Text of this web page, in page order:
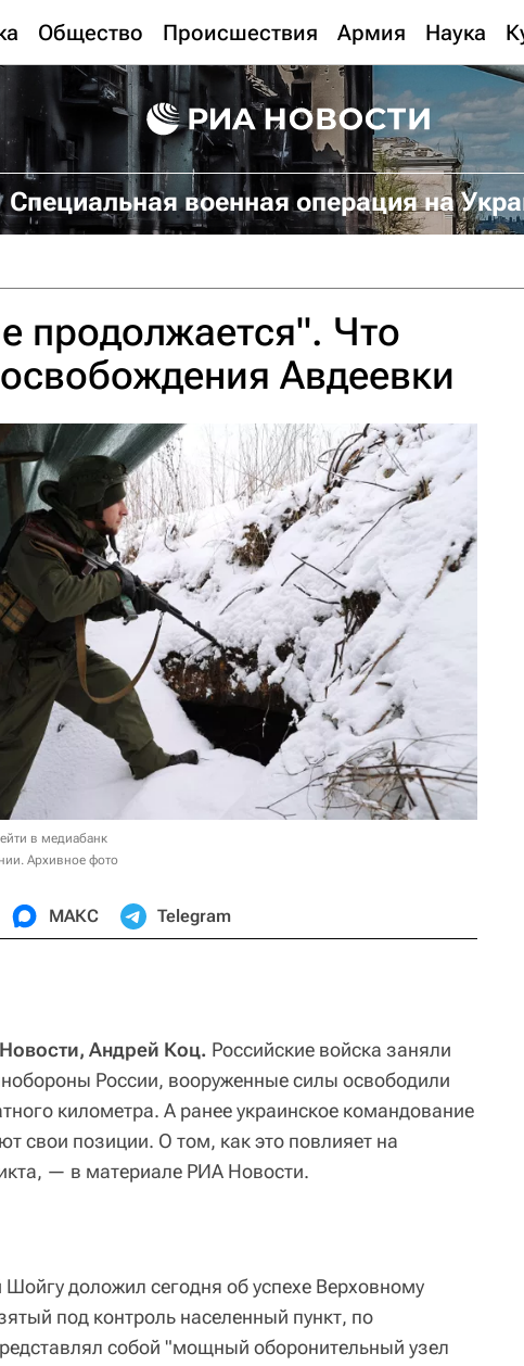
Общество Происшествия Армия Наука
Специальная военная операция на
продолжается". Что
Авдеевки
в медиабанк
Архивное фото
МАКС Telegram
Андрей Коц. Российские войска заняли
России, вооруженные силы освободили
километра. А ранее украинское командование
свои позиции. О том, как это повлияет на
— в материале РИА Новости.
доложил сегодня об успехе Верховному
под контроль населенный пункт, по
собой "мощный оборонительный узел